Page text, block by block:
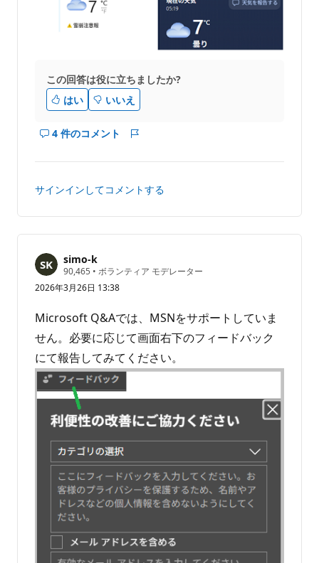
この回答は役に立ちましたか?
はい
いいえ
4 件のコメント
こ
答
コ
ト
を
表
す
る
ト
サインインしてコメントする
simo-k
90,465 評
価
の
イ
ン
ト
• ボランティア モデレーター
2026年3月26日 13:38
Microsoft Q&Aでは、MSNをサポートしていま
せん。必要に応じて画面右下のフィードバック
にて報告してみてください。